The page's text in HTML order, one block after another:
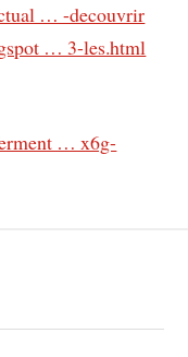
… -decouvrir
… 3-les.html
… x6g-